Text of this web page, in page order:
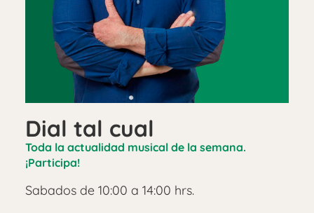
Dial tal cual
Toda la actualidad musical de la semana.
¡Participa!
Sabados de 10:00 a 14:00 hrs.